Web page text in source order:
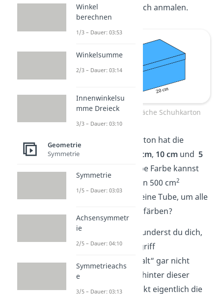
rundherum hübsch anmalen.
Aufgabe: Oberfläche Schuhkarton
Der Karton hat die
Seitenlängen
20 cm, 10 cmund 5
. Mit einer Tube Farbe kannst
du eine Fläche von 500 cm2
bemalen.
Reicht eine Tube, um alle
Außenflächen zu färben?
Tipp:
Vielleicht wunderst du dich,
dass hier der Begriff
„Oberflächeninhalt“ gar nicht
vorkommt. Aber hinter dieser
Textaufgabe
steckt eigentlich die
Winkel
berechnen
1/3 – Dauer: 03:53
Winkelsumme
2/3 – Dauer: 03:14
Innenwinkelsu
mme Dreieck
3/3 – Dauer: 03:10
Geometrie
Symmetrie
Symmetrie
1/5 – Dauer: 03:03
Achsensymmetr
ie
2/5 – Dauer: 04:10
Symmetrieachs
e
3/5 – Dauer: 03:13